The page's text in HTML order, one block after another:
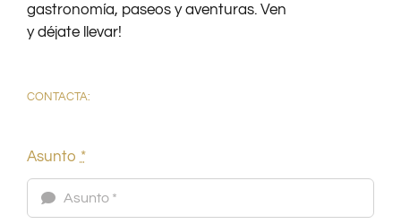
gastronomía, paseos y aventuras. Ven
y déjate llevar!
CONTACTA:
Asunto *